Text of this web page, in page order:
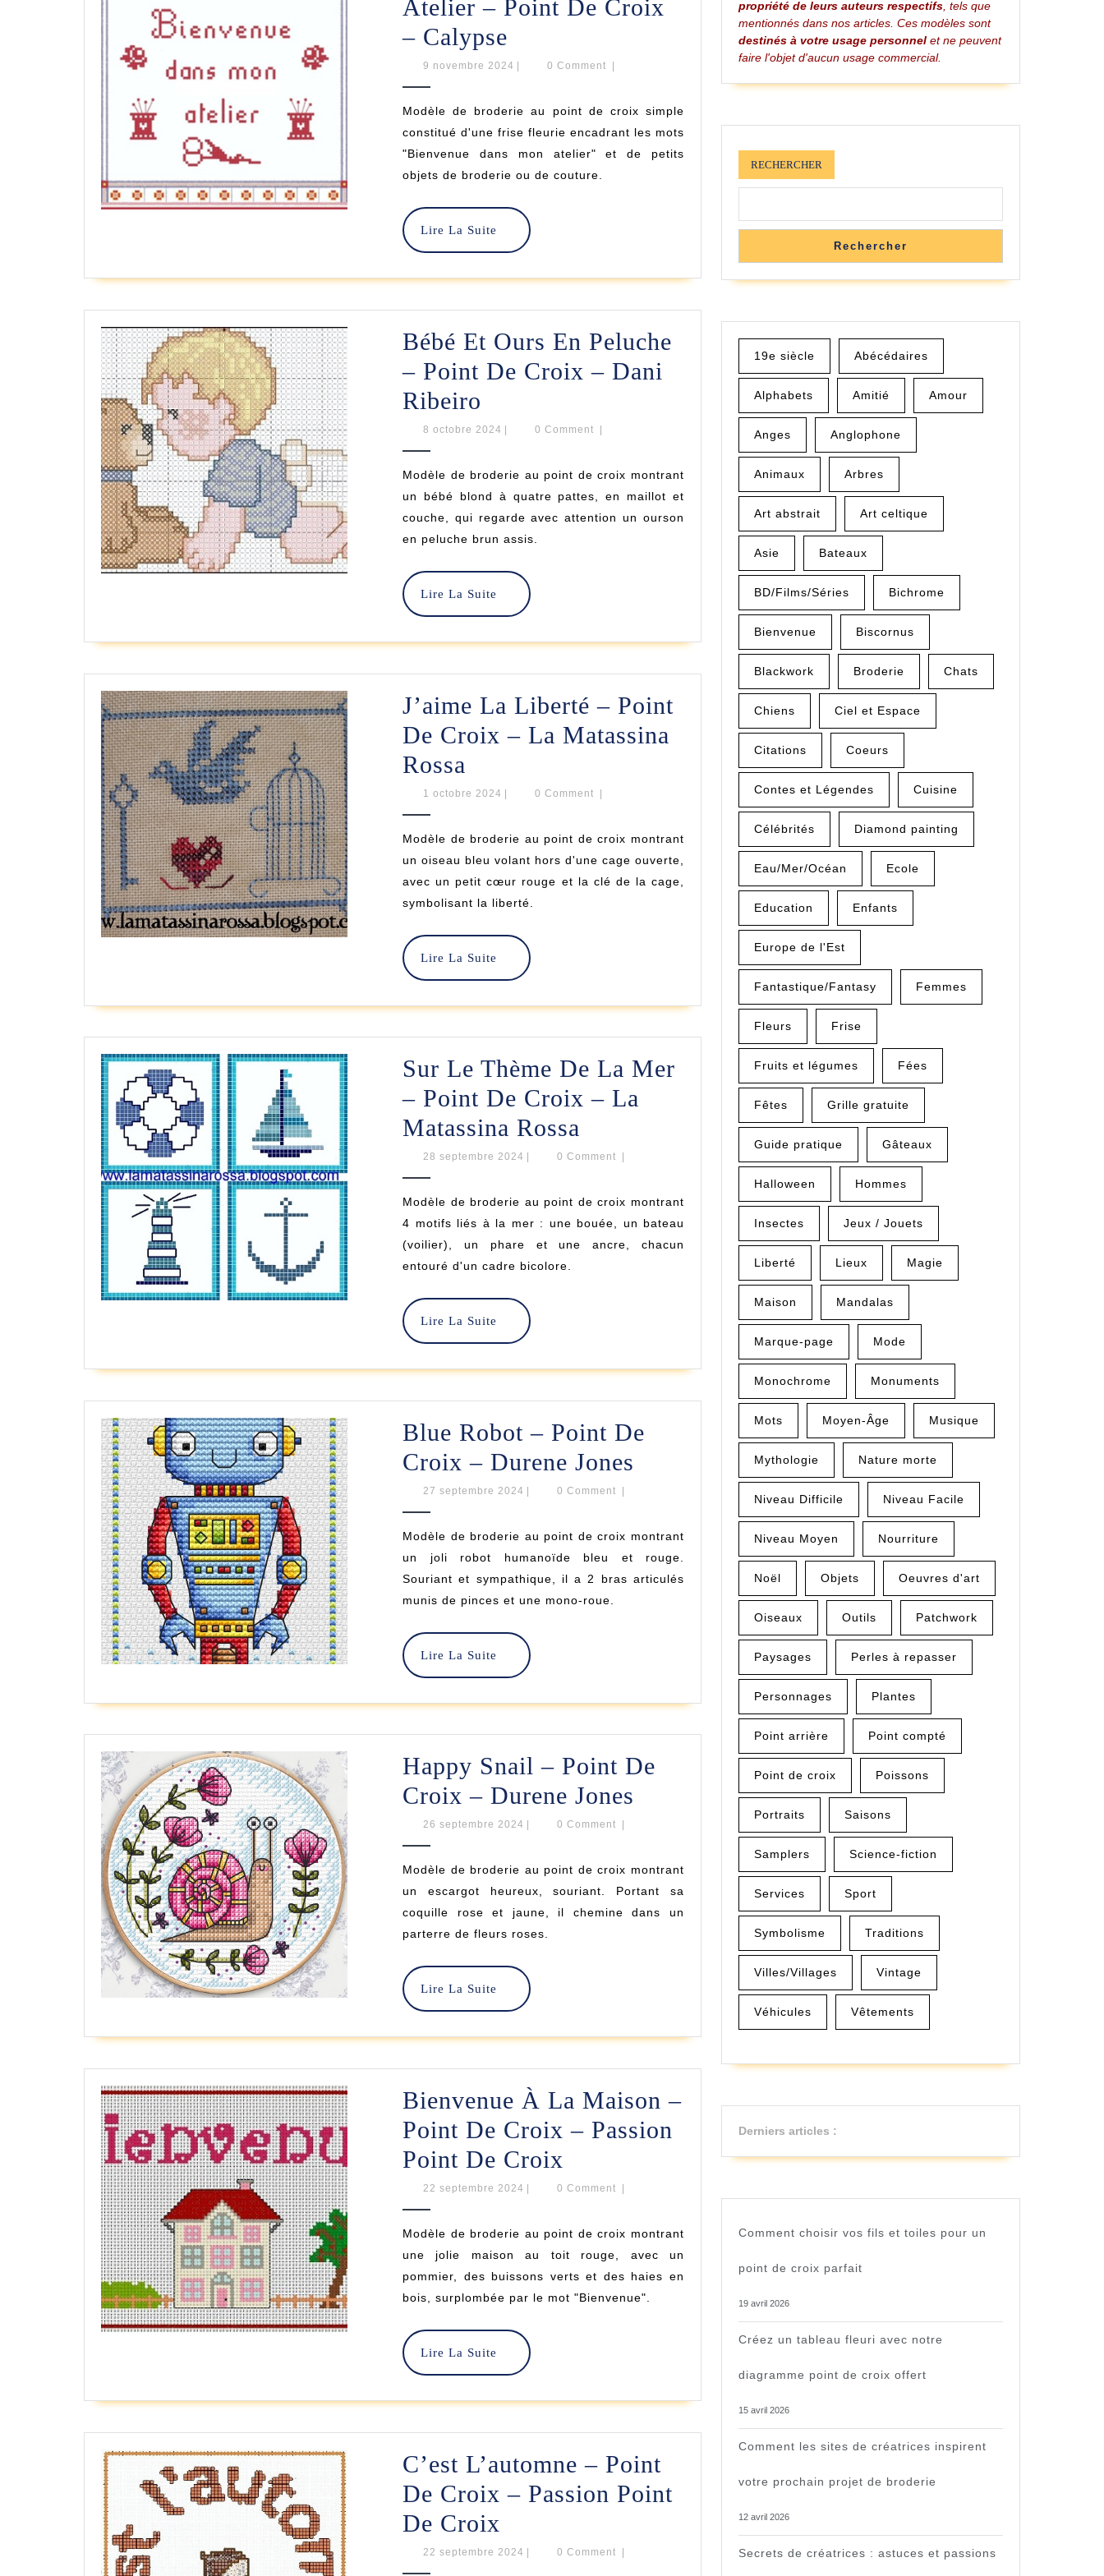
Atelier – Point De Croix
– Calypse
Dans
Atelier
–
Point
De
Croix
–
9 novembre 2024 9
0 Comment
Modèle de broderie au point de croix simple
constitué d'une frise fleurie encadrant les mots
"Bienvenue dans mon atelier" et de petits
objets de broderie ou de couture.
Lire La Suite
Lire
La
Bébé Et Ours En Peluche
– Point De Croix – Dani
Ribeiro
Et
En
Peluche
–
Point
De
Croix
Dani
Ribeiro
8 octobre 2024 8
0 Comment
Modèle de broderie au point de croix montrant
un bébé blond à quatre pattes, en maillot et
couche, qui regarde avec attention un ourson
en peluche brun assis.
Lire La Suite
Lire
La
J’aime La Liberté – Point
De Croix – La Matassina
Rossa
La
–
Point
De
Croix
–
La
Rossa
1 octobre 2024 1| 0 Comment |
Modèle de broderie au point de croix montrant
un oiseau bleu volant hors d'une cage ouverte,
avec un petit cœur rouge et la clé de la cage,
symbolisant la liberté.
Lire La Suite
Lire
La
Sur Le Thème De La Mer
– Point De Croix – La
Matassina Rossa
Le
De
La
De
–
La
Matassina
28 septembre 2024 28
0 Comment
Modèle de broderie au point de croix montrant
4 motifs liés à la mer : une bouée, un bateau
(voilier), un phare et une ancre, chacun
entouré d'un cadre bicolore.
Lire La Suite
Lire
La
Blue Robot – Point De
Croix – Durene Jones
Point
De
Jones
27 septembre 2024 27
| 0 Comment |
Modèle de broderie au point de croix montrant
un joli robot humanoïde bleu et rouge.
Souriant et sympathique, il a 2 bras articulés
munis de pinces et une mono-roue.
Lire La Suite
Lire
La
Happy Snail – Point De
Croix – Durene Jones
Point
De
Jones
26 septembre 2024 26
0 Comment
Modèle de broderie au point de croix montrant
un escargot heureux, souriant. Portant sa
coquille rose et jaune, il chemine dans un
parterre de fleurs roses.
Lire La Suite
Lire
La
Bienvenue À La Maison –
Point De Croix – Passion
Point De Croix
À
Maison
–
Point
–
Point
De
22 septembre 2024 22
0 Comment
Modèle de broderie au point de croix montrant
une jolie maison au toit rouge, avec un
pommier, des buissons verts et des haies en
bois, surplombée par le mot "Bienvenue".
Lire La Suite
Lire
La
C’est L’automne – Point
De Croix – Passion Point
De Croix
L’automne
22 septembre 2024 22
| 0 Comment |
propriété de leurs auteurs respectifs, tels que
mentionnés dans nos articles. Ces modèles sont
destinés à votre usage personnel et ne peuvent
faire l'objet d'aucun usage commercial.
RECHERCHER
Rechercher
19e siècle Abécédaires
Alphabets Amitié Amour
Anges Anglophone
Animaux Arbres
Art abstrait Art celtique
Asie Bateaux
BD/Films/Séries Bichrome
Bienvenue Biscornus
Blackwork Broderie Chats
Chiens Ciel et Espace
Citations Coeurs
Contes et Légendes Cuisine
Célébrités Diamond painting
Eau/Mer/Océan Ecole
Education Enfants
Europe de l'Est
Fantastique/Fantasy Femmes
Fleurs Frise
Fruits et légumes Fées
Fêtes Grille gratuite
Guide pratique Gâteaux
Halloween Hommes
Insectes Jeux / Jouets
Liberté Lieux Magie
Maison Mandalas
Marque-page Mode
Monochrome Monuments
Mots Moyen-Âge Musique
Mythologie Nature morte
Niveau Difficile Niveau Facile
Niveau Moyen Nourriture
Noël Objets Oeuvres d'art
Oiseaux Outils Patchwork
Paysages Perles à repasser
Personnages Plantes
Point arrière Point compté
Point de croix Poissons
Portraits Saisons
Samplers Science-fiction
Services Sport
Symbolisme Traditions
Villes/Villages Vintage
Véhicules Vêtements
Derniers articles :
Comment choisir vos fils et toiles pour un
point de croix parfait
19 avril 2026
Créez un tableau fleuri avec notre
diagramme point de croix offert
15 avril 2026
Comment les sites de créatrices inspirent
votre prochain projet de broderie
12 avril 2026
Secrets de créatrices : astuces et passions